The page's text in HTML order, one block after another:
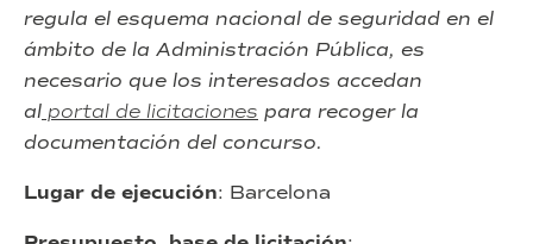
regula el esquema nacional de seguridad en el
ámbito de la Administración Pública, es
necesario que los interesados accedan
al portal de licitaciones para recoger la
documentación del concurso.
Lugar de ejecución: Barcelona